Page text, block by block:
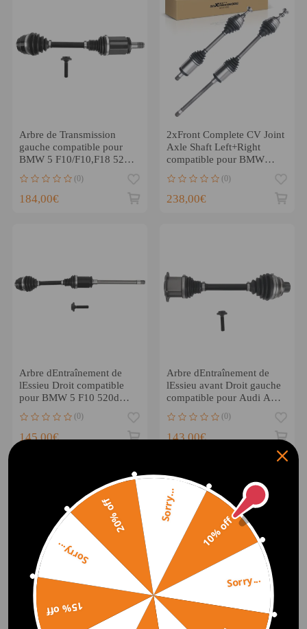
Arbre de Transmission
gauche compatible pour
BMW 5 F10/F10,F18 520d
530d 535i xDrive
(0)
184,00€
2xFront Complete CV Joint
Axle Shaft Left+Right
compatible pour BMW
xDrive AWD 520 535 650
(0)
238,00€
Arbre dEntraînement de
lEssieu Droit compatible
pour BMW 5 F10 520d
(0)
145,00€
Arbre dEntraînement de
lEssieu avant Droit gauche
compatible pour Audi A6
(0)
143,00€
2XArbre de transmission
Arrière Gauche droite
Antriebswelle Arbre
transmission compatible
10% off
Sorry...
15% off
Sorry...
20% off Sorry...